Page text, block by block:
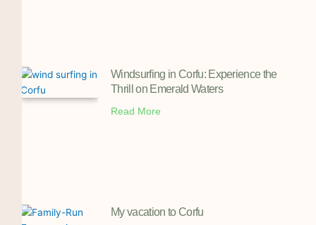
Windsurfing in Corfu: Experience the
Thrill on Emerald Waters
Read More
My vacation to Corfu